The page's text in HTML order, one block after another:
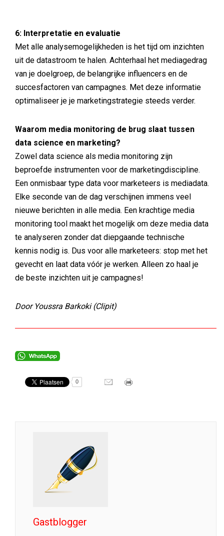
6: Interpretatie en evaluatie
Met alle analysemogelijkheden is het tijd om inzichten
uit de datastroom te halen. Achterhaal het mediagedrag
van je doelgroep, de belangrijke influencers en de
succesfactoren van campagnes. Met deze informatie
optimaliseer je je marketingstrategie steeds verder.
Waarom media monitoring de brug slaat tussen
data science en marketing?
Zowel data science als media monitoring zijn
beproefde instrumenten voor de marketingdiscipline.
Een onmisbaar type data voor marketeers is mediadata.
Elke seconde van de dag verschijnen immens veel
nieuwe berichten in alle media. Een krachtige media
monitoring tool maakt het mogelijk om deze media data
te analyseren zonder dat diepgaande technische
kennis nodig is. Dus voor alle marketeers: stop met het
gevecht en laat data vóór je werken. Alleen zo haal je
de beste inzichten uit je campagnes!
Door Youssra Barkoki (Clipit)
0
Gastblogger